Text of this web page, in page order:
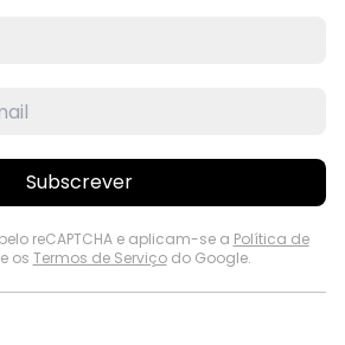
Subscrever
reCAPTCHA e aplicam-se a Política de
os Termos de Serviçodo Google.